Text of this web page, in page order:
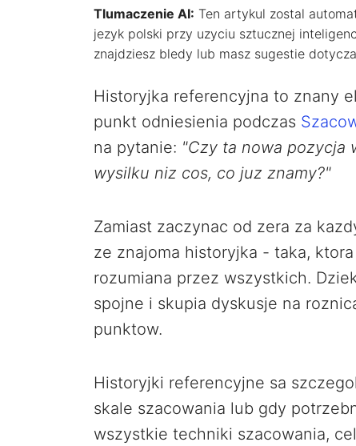
Tlumaczenie AI: Ten artykul zostal
jezyk polski przy uzyciu sztucznej
znajdziesz bledy lub masz sugestie
Historyjka referencyjna to znany
punkt odniesienia podczas
na pytanie: "Czy ta nowa pozycja
wysilku niz cos, co juz znamy?"
Zamiast zaczynac od zera za
ze znajoma historyjka - taka,
rozumiana przez wszystkich.
spojne i skupia dyskusje na
punktow.
Historyjki referencyjne sa
skale szacowania lub gdy
wszystkie techniki szacowania,